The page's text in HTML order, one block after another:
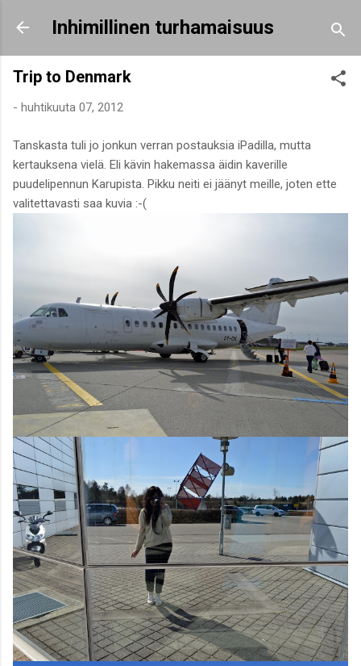
Siirry pääsisältöön
Inhimillinen turhamaisuus
Trip to Denmark
- huhtikuuta 07, 2012
Tanskasta tuli jo jonkun verran postauksia iPadilla, mutta
kertauksena vielä. Eli kävin hakemassa äidin kaverille
puudelipennun Karupista. Pikku neiti ei jäänyt meille, joten ette
valitettavasti saa kuvia :-(